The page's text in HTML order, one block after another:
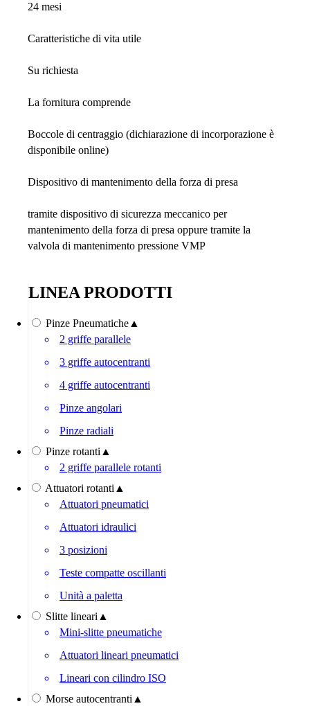
24 mesi
Caratteristiche di vita utile
Su richiesta
La fornitura comprende
Boccole di centraggio (dichiarazione di incorporazione è
disponibile online)
Dispositivo di mantenimento della forza di presa
tramite dispositivo di sicurezza meccanico per
mantenimento della forza di presa oppure tramite la
valvola di mantenimento pressione VMP
LINEA PRODOTTI
Pinze Pneumatiche ▲
2 griffe parallele
3 griffe autocentranti
4 griffe autocentranti
Pinze angolari
Pinze radiali
Pinze rotanti ▲
2 griffe parallele rotanti
Attuatori rotanti ▲
Attuatori pneumatici
Attuatori idraulici
3 posizioni
Teste compatte oscillanti
Unità a paletta
Slitte lineari ▲
Mini-slitte pneumatiche
Attuatori lineari pneumatici
Lineari con cilindro ISO
Morse autocentranti ▲